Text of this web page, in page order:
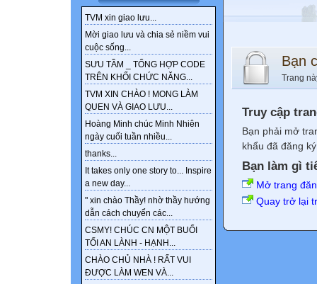
TVM xin giao lưu...
Mời giao lưu và chia sẻ niềm vui
cuộc sống...
SƯU TẦM _ TỔNG HỢP CODE
TRÊN KHỐI CHỨC NĂNG...
TVM XIN CHÀO ! MONG LÀM
QUEN VÀ GIAO LƯU...
Hoàng Minh chúc Minh Nhiên
ngày cuối tuần nhiều...
thanks...
It takes only one story to... Inspire
a new day...
" xin chào Thầy! nhờ thầy hướng
dẫn cách chuyển các...
CSMY! CHÚC CN MỘT BUỔI
TỐI AN LÀNH - HẠNH...
CHÀO CHỦ NHÀ ! RẤT VUI
ĐƯỢC LÀM WEN VÀ...
Bạn
Trang
Truy cập
Bạn phải mở
khẩu đã đăng
Bạn làm gì
Mở trang
Quay trở lại